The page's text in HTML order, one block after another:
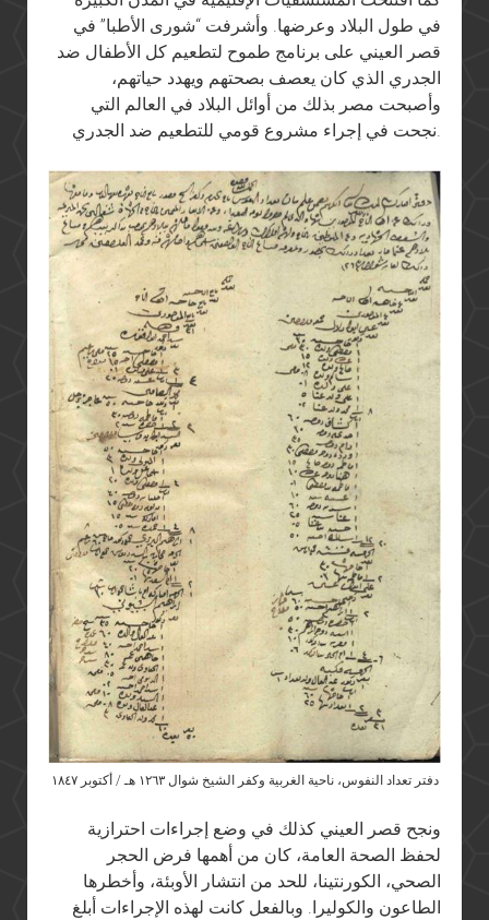
في طول البلاد وعرضها. وأشرفت “شورى الأطبا” في
قصر العيني على برنامج طموح لتطعيم كل الأطفال ضد
الجدري الذي كان يعصف بصحتهم ويهدد حياتهم،
وأصبحت مصر بذلك من أوائل البلاد في العالم التي
نجحت في إجراء مشروع قومي للتطعيم ضد الجدري.
دفتر تعداد النفوس، ناحية الغربية وكفر الشيخ شوال ١٢٦٣ هـ / أكتوبر ١٨٤٧
ونجح قصر العيني كذلك في وضع إجراءات احترازية
لحفظ الصحة العامة، كان من أهمها فرض الحجر
الصحي، الكورنتينا، للحد من انتشار الأوبئة، وأخطرها
الطاعون والكوليرا. وبالفعل كانت لهذه الإجراءات أبلغ